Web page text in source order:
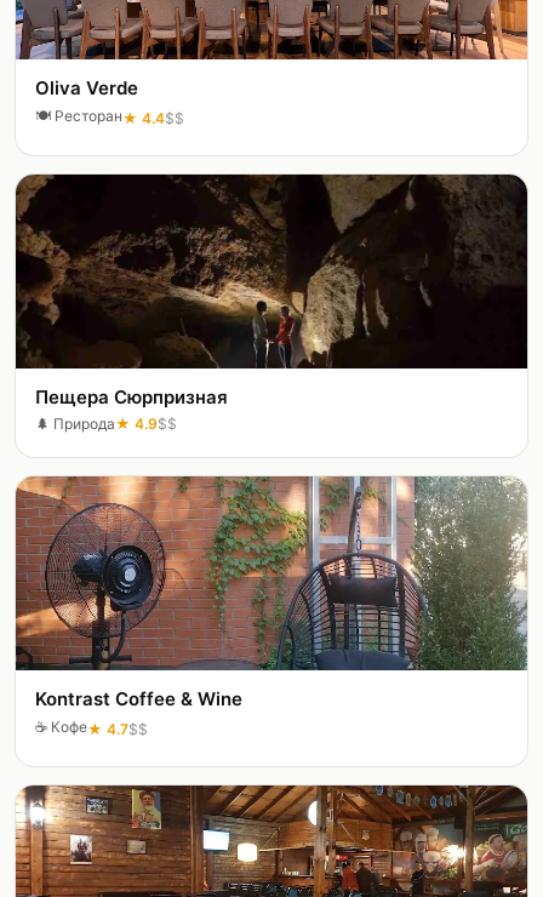
Oliva Verde
🍽️ Ресторан★ 4.4$$
Пещера Сюрпризная
🌲 Природа★ 4.9$$
Kontrast Coffee & Wine
☕ Кофе★ 4.7$$